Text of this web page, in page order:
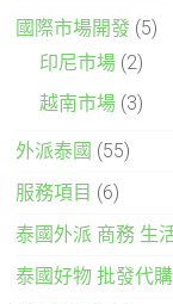
國際市場開發 (5)
印尼市場 (2)
越南市場 (3)
外派泰國 (55)
服務項目 (6)
泰國外派 商務 生
泰國好物 批發代購